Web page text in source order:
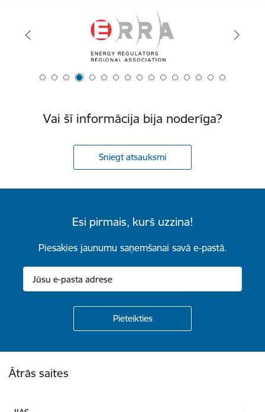
Vai šī informācija bija noderīga?
Sniegt atsauksmi
Esi pirmais, kurš uzzina!
Piesakies jaunumu saņemšanai savā e-pastā.
Ātrās saites